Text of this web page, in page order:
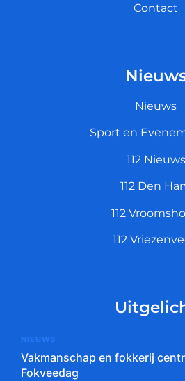
Contact
Nieuws
Sport en
112 Nieuws
112 Den
112
112
NIEUWS
Vakmanschap en fokkerij
Fokveedag